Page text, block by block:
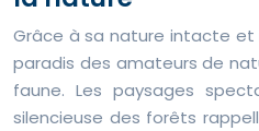
Grâce à sa nature intacte et
paradis des amateurs de
faune. Les paysages
silencieuse des forêts